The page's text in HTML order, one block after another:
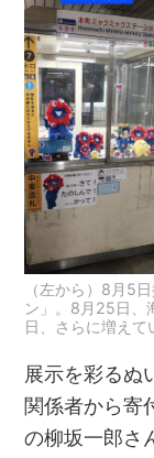
（左から）8月5
ン」。8月25日、
日、さらに増えて
展示を彩るぬ
関係者から寄
の柳坂一郎さ